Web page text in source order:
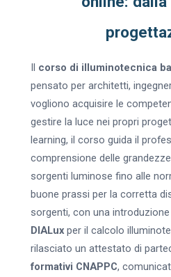
Il corso di illuminotecnica
pensato per architetti,
vogliono acquisire le
gestire la luce nei propri
learning, il corso guida il
comprensione delle
sorgenti luminose fino alle
buone prassi per la corretta
sorgenti, con una
DIALux per il calcolo
rilasciato un attestato di
formativi CNAPPC,